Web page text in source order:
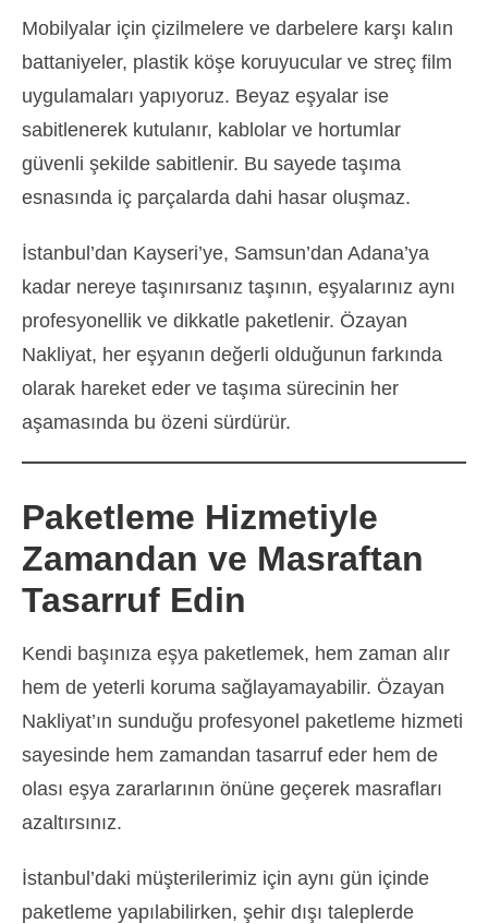
Mobilyalar için çizilmelere ve darbelere karşı kalın
battaniyeler, plastik köşe koruyucular ve streç film
uygulamaları yapıyoruz. Beyaz eşyalar ise
sabitlenerek kutulanır, kablolar ve hortumlar
güvenli şekilde sabitlenir. Bu sayede taşıma
esnasında iç parçalarda dahi hasar oluşmaz.
İstanbul’dan Kayseri’ye, Samsun’dan Adana’ya
kadar nereye taşınırsanız taşının, eşyalarınız aynı
profesyonellik ve dikkatle paketlenir. Özayan
Nakliyat, her eşyanın değerli olduğunun farkında
olarak hareket eder ve taşıma sürecinin her
aşamasında bu özeni sürdürür.
Paketleme Hizmetiyle
Zamandan ve Masraftan
Tasarruf Edin
Kendi başınıza eşya paketlemek, hem zaman alır
hem de yeterli koruma sağlayamayabilir. Özayan
Nakliyat’ın sunduğu profesyonel paketleme hizmeti
sayesinde hem zamandan tasarruf eder hem de
olası eşya zararlarının önüne geçerek masrafları
azaltırsınız.
İstanbul’daki müşterilerimiz için aynı gün içinde
paketleme yapılabilirken, şehir dışı taleplerde